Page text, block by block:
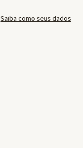
Saiba como seus dados